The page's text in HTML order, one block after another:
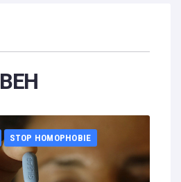
BEH
STOP HOMOPHOBIE